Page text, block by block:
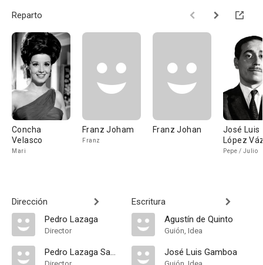
Reparto
Concha
Velasco
Mari
Franz Joham
Franz
Franz Johan
José Luis
López
Pepe / Julio
Dirección
Pedro Lazaga
Director
Pedro Lazaga Sabater
Escritura
Agustín de Quinto
Guión, Idea
José Luis Gamboa